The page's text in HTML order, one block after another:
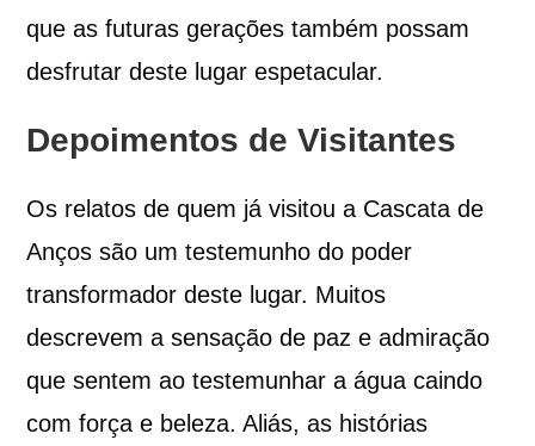
que as futuras gerações também possam
desfrutar deste lugar espetacular.
Depoimentos de Visitantes
Os relatos de quem já visitou a Cascata de
Anços são um testemunho do poder
transformador deste lugar. Muitos
descrevem a sensação de paz e admiração
que sentem ao testemunhar a água caindo
com força e beleza. Aliás, as histórias